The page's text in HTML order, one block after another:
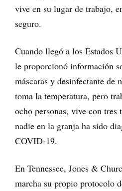
vive en su lugar de trabajo,
seguro.
Cuando llegó a los Estados
le proporcionó información
máscaras y desinfectante de
toma la temperatura, pero
ocho personas, vive con tres
nadie en la granja ha sido
COVID-19.
En Tennessee, Jones &
marcha su propio protocolo